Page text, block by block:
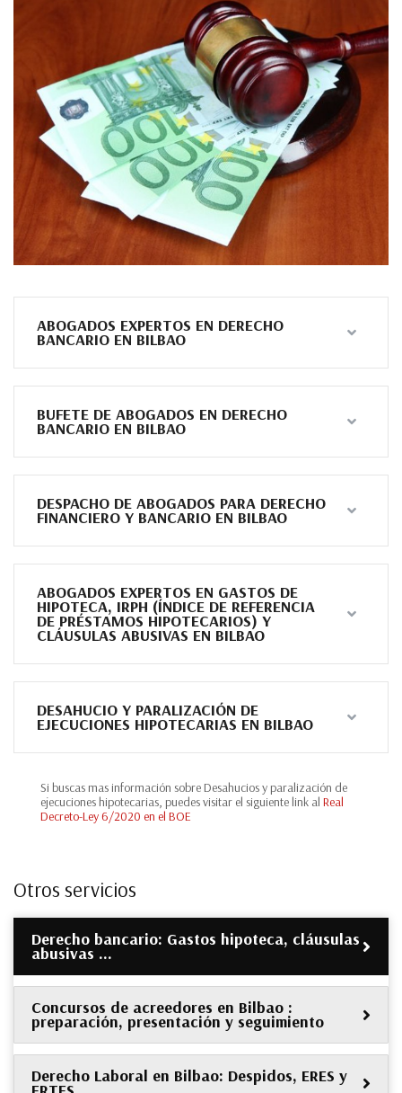
ABOGADOS EXPERTOS EN DERECHO
BANCARIO EN BILBAO
BUFETE DE ABOGADOS EN DERECHO
BANCARIO EN BILBAO
DESPACHO DE ABOGADOS PARA DERECHO
FINANCIERO Y BANCARIO EN BILBAO
ABOGADOS EXPERTOS EN GASTOS DE
HIPOTECA, IRPH (ÍNDICE DE REFERENCIA
DE PRÉSTAMOS HIPOTECARIOS) Y
CLÁUSULAS ABUSIVAS EN BILBAO
DESAHUCIO Y PARALIZACIÓN DE
EJECUCIONES HIPOTECARIAS EN BILBAO
Si buscas mas información sobre Desahucios y paralización de
ejecuciones hipotecarias, puedes visitar el siguiente link al Real
Decreto-Ley 6/2020 en el BOE
Otros servicios
Derecho bancario: Gastos hipoteca, cláusulas
abusivas …
Concursos de acreedores en Bilbao :
preparación, presentación y seguimiento
Derecho Laboral en Bilbao: Despidos, ERES y